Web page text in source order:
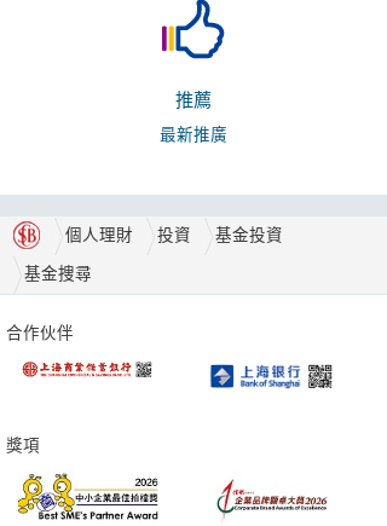
推薦
最新推廣
個人理財 投資 基金投資
基金捜尋
合作伙伴
獎項